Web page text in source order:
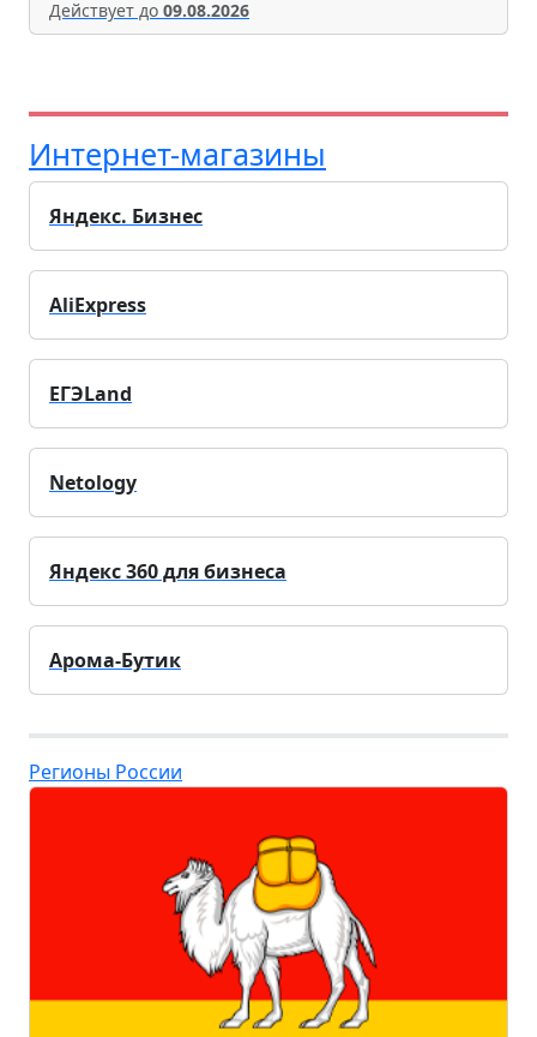
Действует до 09.08.2026
Интернет-магазины
Яндекс. Бизнес
AliExpress
ЕГЭLand
Netology
Яндекс 360 для бизнеса
Арома-Бутик
Регионы России